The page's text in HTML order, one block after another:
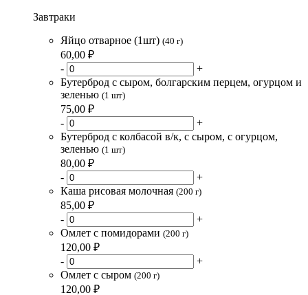
Завтраки
Яйцо отварное (1шт) (40 г)
60,00 ₽
-
+
Бутерброд с сыром, болгарским перцем, огурцом и
зеленью (1 шт)
75,00 ₽
-
+
Бутерброд с колбасой в/к, с сыром, с огурцом,
зеленью (1 шт)
80,00 ₽
-
+
Каша рисовая молочная (200 г)
85,00 ₽
-
+
Омлет с помидорами (200 г)
120,00 ₽
-
+
Омлет с сыром (200 г)
120,00 ₽